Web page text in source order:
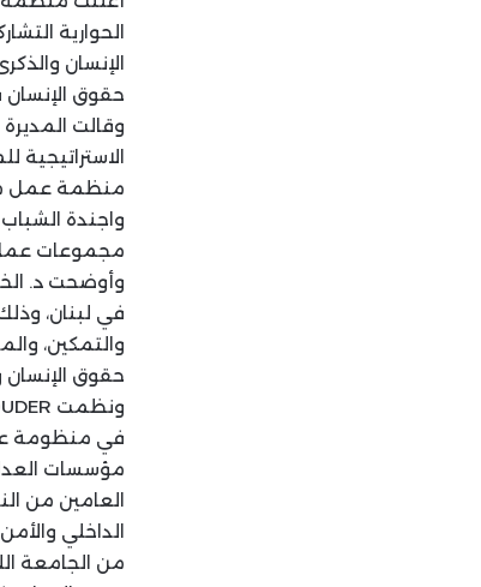
الإنسان
حقوق
مجموعات عمل
وأوضحت د.
في لبنان،
والتمكين،
حقوق الإنسان
في منظومة
مؤسسات
العامين من
الداخلي
من الجامعة